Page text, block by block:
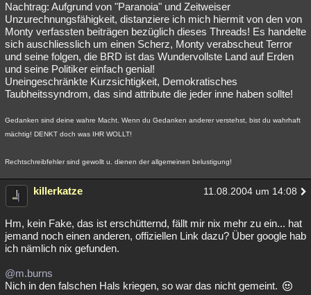
Nachtrag: Aufgrund von "Paranoia" und Zeitweiser
Unzurechnungsfähigkeit, distanziere ich mich hiermit von den von
Monty verfassten beiträgen bezüglich dieses Threads! Es handelte
sich auschliesslich um einen Scherz, Monty verabscheut Terror
und seine folgen, die BRD ist das Wundervollste Land auf Erden
und seine Politiker einfach genial!
Uneingeschränkte Kurzsichtigkeit, Demokratisches
Taubheitssyndrom, das sind attribute die jeder inne haben sollte!
Gedanken sind deine wahre Macht. Wenn du Gedanken anderer verstehst, bist du wahrhaft
mächtig! DENKT doch was IHR WOLLT!
Rechtschreibfehler sind gewollt u. dienen der allgemeinen belustigung!
killerkatze 11.08.2004 um 14:08
Hm, kein Fake, das ist erschütternd, fällt mir nix mehr zu ein... hat
jemand noch einen anderen, offiziellen Link dazu? Über google hab
ich nämlich nix gefunden.
@m.burns
Nich in den falschen Hals kriegen, so war das nicht gemeint.